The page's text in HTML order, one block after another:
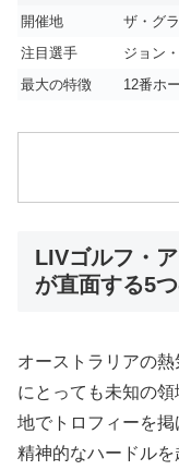
開催地
ザ・グ
注目選手
ジョン
最大の特徴
12番ホ
LIVゴルフ・
が直面する5
オーストラリアの
にとっても未知の
地でトロフィーを
精神的なハードルを